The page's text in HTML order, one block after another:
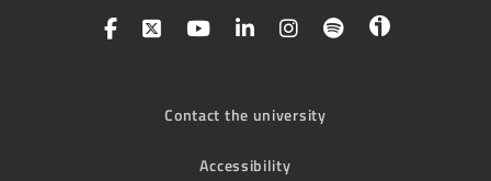
Contact the university
Accessibility